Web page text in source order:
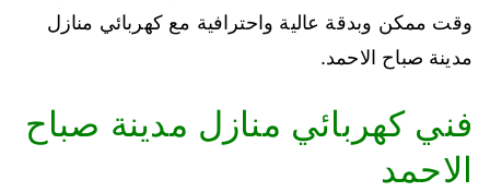
وقت ممكن وبدقة عالية واحترافية مع كهربائي منازل
مدينة صباح الاحمد.
فني كهربائي منازل مدينة صباح
الاحمد